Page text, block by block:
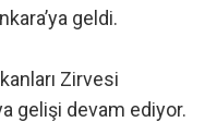
geldi.
Zirvesi
gelişi devam ediyor.